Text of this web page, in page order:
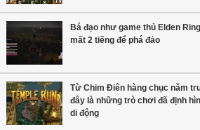
Bá đạo như game thủ Elden
mất 2 tiếng để phá đảo
Từ Chim Điên hàng chục năm
đây là những trò chơi đã định
di động